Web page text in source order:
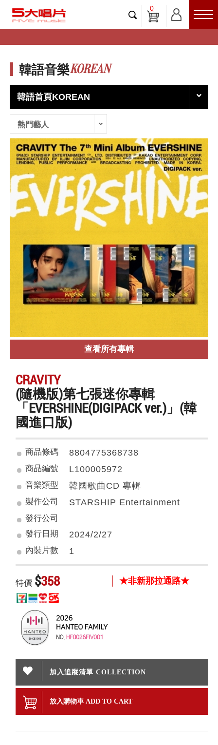
0
韓語音樂KOREAN
韓語首頁KOREAN
熱門藝人
查看所有專輯
CRAVITY
(隨機版)第七張迷你專輯
「EVERSHINE(DIGIPACK ver.)」(韓
國進口版)
商品條碼 8804775368738
商品編號 L100005972
音樂類型 韓國歌曲CD 專輯
製作公司 STARSHIP Entertainment
發行公司
發行日期
2024/2/27
內裝片數 1
特價 $358 ★非新那拉通路★
加入追蹤清單 COLLECTION
放入購物車 ADD TO CART